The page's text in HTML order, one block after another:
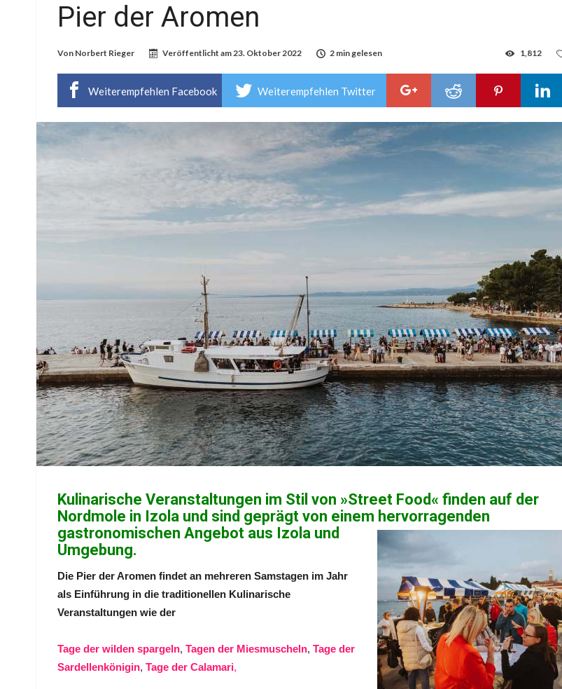
Pier der Aromen
Von Norbert Rieger Veröffentlicht am23. Oktober 2022 2 min gelesen 1,812
Weiterempfehlen Facebook Weiterempfehlen Twitter
Kulinarische Veranstaltungen im Stil von »Street Food« finden auf der
Nordmole in Izola und sind geprägt von einem hervorragenden
gastronomischen Angebot aus Izola und
Umgebung.
Die Pier der Aromen findet an mehreren Samstagen im Jahr
als Einführung in die traditionellen Kulinarische
Veranstaltungen wie der
Tage der wilden spargeln, Tagen der Miesmuscheln, Tage der
Sardellenkönigin, Tage der Calamari,